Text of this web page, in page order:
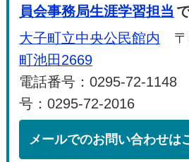
員会事務局生涯学習担当
大子町立中央公民館内 〒
町池田2669
電話番号：0295-72-1148
号：0295-72-2016
メールでのお問い合わせは